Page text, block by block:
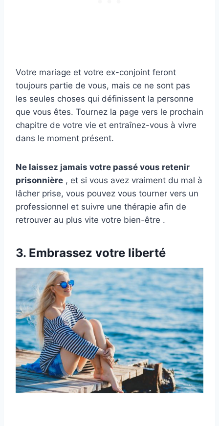
Votre mariage et votre ex-conjoint feront
toujours partie de vous, mais ce ne sont pas
les seules choses qui définissent la personne
que vous êtes. Tournez la page vers le prochain
chapitre de votre vie et entraînez-vous à vivre
dans le moment présent.
Ne laissez jamais votre passé vous retenir
prisonnière , et si vous avez vraiment du mal à
lâcher prise, vous pouvez vous tourner vers un
professionnel et suivre une thérapie afin de
retrouver au plus vite votre bien-être .
3. Embrassez votre liberté